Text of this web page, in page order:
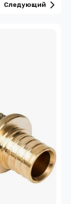
Следующий